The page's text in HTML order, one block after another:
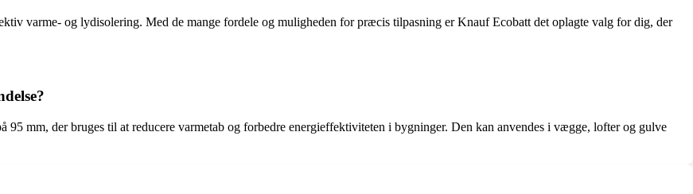
varme- og lydisolering. Med de mange fordele og muligheden for præcis tilpasning er Knauf Ecobatt det oplagte valg for dig, der
95 mm, der bruges til at reducere varmetab og forbedre energieffektiviteten i bygninger. Den kan anvendes i vægge, lofter og gulve